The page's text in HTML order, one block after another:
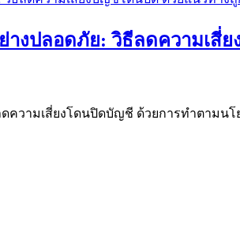
ย่างปลอดภัย: วิธีลดความเ
ดความเสี่ยงโดนปิดบัญชี ด้วยการทำตาม